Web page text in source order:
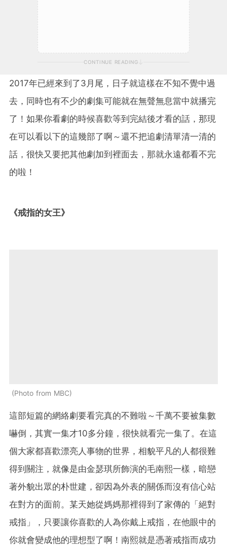
CONTINUE READING
2017年已經來到了3月尾，日子就這樣在不知不覺中過
去，同時也有不少的劇集可能就在無聲無息當中就播完
了！如果你看劇的時候喜歡等到完結後才看的話，那現
在可以看以下的這幾部了啊～還不把追劇清單清一清的
話，很快又要把其他劇加到裡面去，那就永遠都看不完
的啦！
《戒指的女王》
Photo from MBC
這部短篇的網絡劇要看完真的不難啦～千萬不要被集數
嚇倒，其實一集才10多分鐘，很快就看完一集了。在這
個大家都喜歡漂亮人事物的世界，相貌平凡的人都很難
得到關注，就像是由金瑟琪所飾演的毛南熙一樣，暗戀
著外貌出眾的朴世建，卻因為外表的關係而沒有信心站
在對方的面前。某天她從媽媽那裡得到了家傳的「絕對
戒指」，只要讓你喜歡的人為你戴上戒指，在他眼中的
你就會變成他的理想型了啊！南熙就是憑著戒指而成功